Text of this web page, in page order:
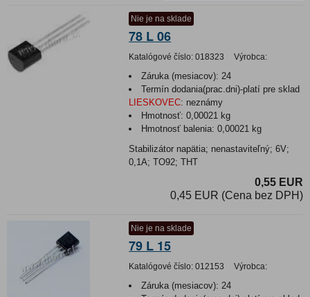
Nie je na sklade
78 L 06
Katalógové číslo: 018323 Výrobca:
Záruka (mesiacov): 24
Termín dodania(prac.dni)-platí pre sklad
LIESKOVEC: neznámy
Hmotnosť:0,00021 kg
Hmotnosť balenia:0,00021 kg
Stabilizátor napätia; nenastaviteľný; 6V;
0,1A; TO92; THT
0,55 EUR
0,45 EUR (Cena bez DPH)
Nie je na sklade
79 L 15
Katalógové číslo: 012153 Výrobca:
Záruka (mesiacov): 24